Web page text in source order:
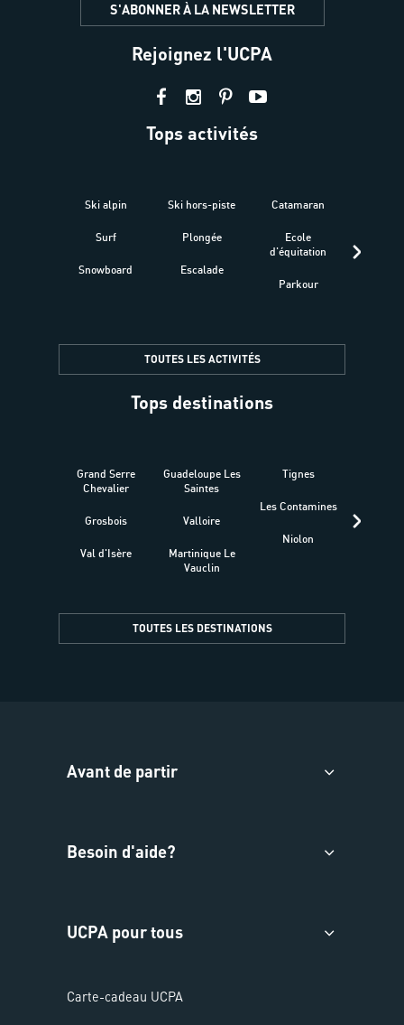
S'ABONNER À LA NEWSLETTER
Rejoignez l'UCPA
Tops activités
Ski alpin
Surf
Snowboard
Ski hors-piste
Plongée
Escalade
Catamaran
Ecole
d'équitation
Parkour
TOUTES LES ACTIVITÉS
Tops destinations
Grand Serre
Chevalier
Grosbois
Val d'Isère
Guadeloupe Les
Saintes
Valloire
Martinique Le
Vauclin
Tignes
Les Contamines
Niolon
TOUTES LES DESTINATIONS
Avant de partir
Besoin d'aide?
UCPA pour tous
Carte-cadeau UCPA